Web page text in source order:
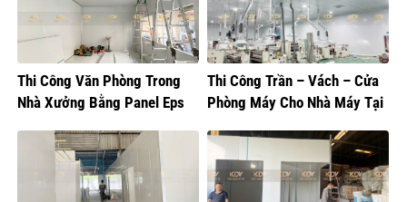
Thi Công Văn Phòng Trong
Nhà Xưởng Bằng Panel Eps
Thi Công Trần – Vách – Cửa
Phòng Máy Cho Nhà Máy Tại